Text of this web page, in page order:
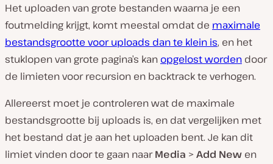
Het uploaden van grote bestanden waarna je een
foutmelding krijgt, komt meestal omdat de maximale
bestandsgrootte voor uploads dan te klein is, en het
stuklopen van grote pagina’s kan opgelost worden door
de limieten voor recursion en backtrack te verhogen.
Allereerst moet je controleren wat de maximale
bestandsgrootte bij uploads is, en dat vergelijken met
het bestand dat je aan het uploaden bent. Je kan dit
limiet vinden door te gaan naarMedia >Add New en